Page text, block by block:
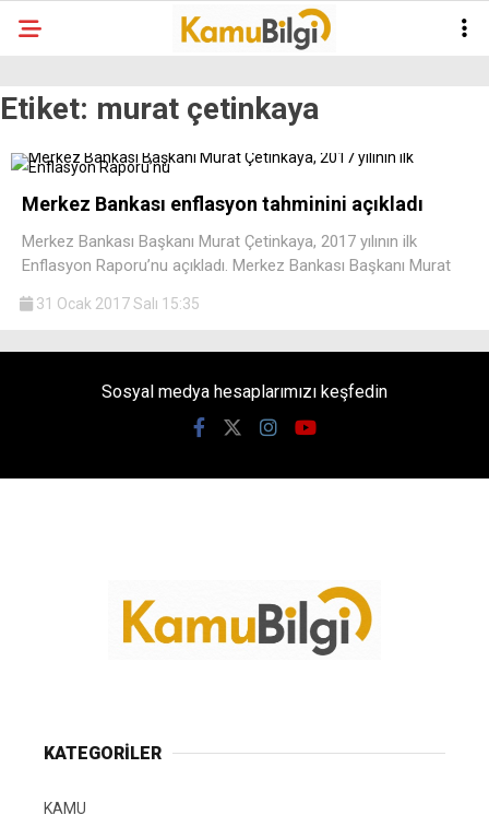
Etiket: murat çetinkaya
Merkez Bankası enflasyon tahminini açıkladı
Merkez Bankası Başkanı Murat Çetinkaya, 2017 yılının ilk
Enflasyon Raporu’nu açıkladı. Merkez Bankası Başkanı Murat
31 Ocak 2017 Salı 15:35
Sosyal medya hesaplarımızı keşfedin
KATEGORİLER
KAMU